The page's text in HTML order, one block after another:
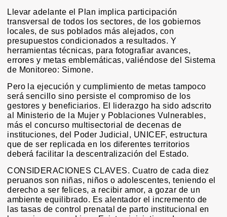
Llevar adelante el Plan implica participación
transversal de todos los sectores, de los gobiernos
locales, de sus poblados más alejados, con
presupuestos condicionados a resultados. Y
herramientas técnicas, para fotografiar avances,
errores y metas emblemáticas, valiéndose del Sistema
de Monitoreo: Simone.
Pero la ejecución y cumplimiento de metas tampoco
será sencillo sino persiste el compromiso de los
gestores y beneficiarios. El liderazgo ha sido adscrito
al Ministerio de la Mujer y Poblaciones Vulnerables,
más el concurso multisectorial de decenas de
instituciones, del Poder Judicial, UNICEF, estructura
que de ser replicada en los diferentes territorios
deberá facilitar la descentralización del Estado.
CONSIDERACIONES CLAVES. Cuatro de cada diez
peruanos son niñas, niños o adolescentes, teniendo el
derecho a ser felices, a recibir amor, a gozar de un
ambiente equilibrado. Es alentador el incremento de
las tasas de control prenatal de parto institucional en